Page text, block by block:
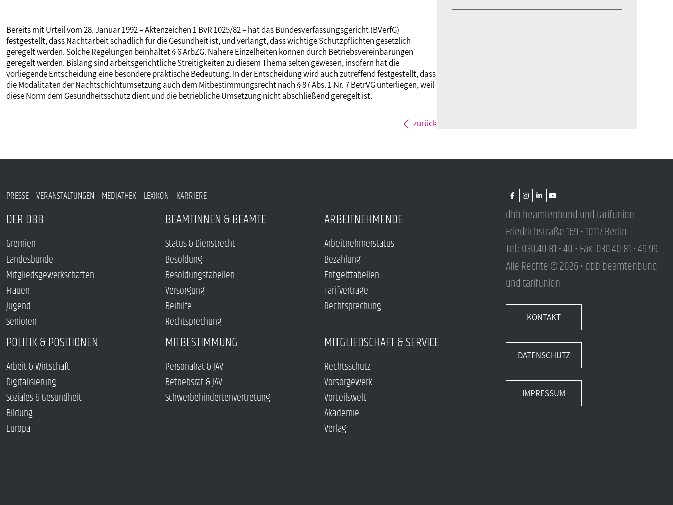
Bereits mit Urteil vom 28. Januar 1992 – Aktenzeichen 1 BvR 1025/82 – hat das Bundesverfassungsgericht (BVerfG)
festgestellt, dass Nachtarbeit schädlich für die Gesundheit ist, und verlangt, dass wichtige Schutzpflichten gesetzlich
geregelt werden. Solche Regelungen beinhaltet § 6 ArbZG. Nähere Einzelheiten können durch Betriebsvereinbarungen
geregelt werden. Bislang sind arbeitsgerichtliche Streitigkeiten zu diesem Thema selten gewesen, insofern hat die
vorliegende Entscheidung eine besondere praktische Bedeutung. In der Entscheidung wird auch zutreffend festgestellt, dass
die Modalitäten der Nachtschichtumsetzung auch dem Mitbestimmungsrecht nach § 87 Abs. 1 Nr. 7 BetrVG unterliegen, weil
diese Norm dem Gesundheitsschutz dient und die betriebliche Umsetzung nicht abschließend geregelt ist.
zurück
PRESSE VERANSTALTUNGEN MEDIATHEK LEXIKON KARRIERE
DER DBB
Gremien
Landesbünde
Mitgliedsgewerkschaften
Frauen
Jugend
Senioren
BEAMTINNEN & BEAMTE
Status & Dienstrecht
Besoldung
Besoldungstabellen
Versorgung
Beihilfe
Rechtsprechung
ARBEITNEHMENDE
Arbeitnehmerstatus
Bezahlung
Entgelttabellen
Tarifverträge
Rechtsprechung
POLITIK & POSITIONEN
Arbeit & Wirtschaft
Digitalisierung
Soziales & Gesundheit
Bildung
Europa
MITBESTIMMUNG
Personalrat & JAV
Betriebsrat & JAV
Schwerbehindertenvertretung
MITGLIEDSCHAFT & SERVICE
Rechtsschutz
Vorsorgewerk
Vorteilswelt
Akademie
Verlag
dbb beamtenbund und tarifunion
Friedrichstraße 169 • 10117 Berlin
Tel.: 030.40 81 - 40 • Fax: 030.40 81 - 49 99
Alle Rechte © 2026 • dbb beamtenbund
und tarifunion
KONTAKT
DATENSCHUTZ
IMPRESSUM